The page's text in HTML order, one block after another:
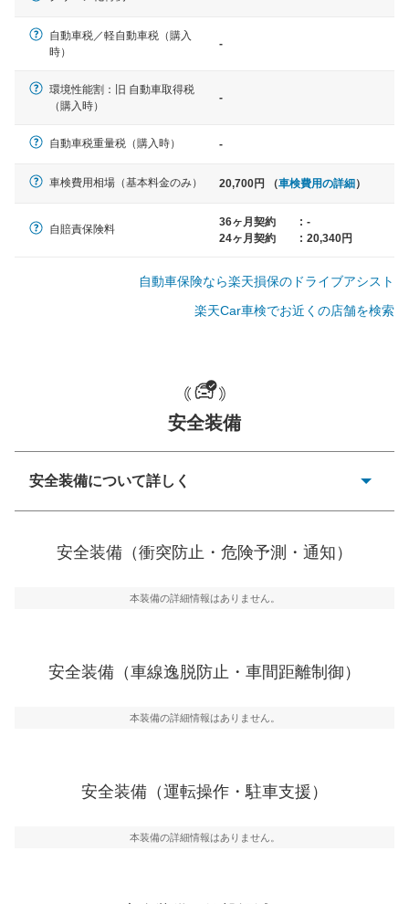
軽自動車
ノア、セレナ、プリウス、カロー
クラウン、アルファード、フォレ
自動車税／軽自動車税（購入
時）
-
環境性能割：旧 自動車取得税
（購入時）
-
自動車税重量税（購入時） -
車検費用相場（基本料金のみ） 20,700円 （車検費用の詳細）
自賠責保険料
36ヶ月契約 : -
24ヶ月契約
: 20,340円
自動車保険なら楽天損保のドライブアシスト
楽天Car車検でお近くの店舗を検索
安全装備
安全装備について詳しく
ーキアシスト、ABSなどが装備されています。
車線逸脱防止
車線のはみだしやふらつきを防止するためにレーンキー
運転・駐車支援
グ・アシストやサイドブラインドモニターなどが装備さ
安全装備（衝突防止・危険予測・通知）
本装備の詳細情報はありません。
安全装備（車線逸脱防止・車間距離制御）
本装備の詳細情報はありません。
安全装備（運転操作・駐車支援）
本装備の詳細情報はありません。